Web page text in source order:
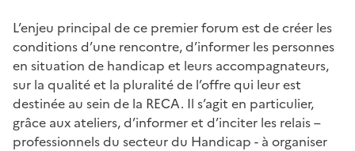
L’enjeu principal de ce premier forum est de créer les
conditions d’une rencontre, d’informer les personnes
en situation de handicap et leurs accompagnateurs,
sur la qualité et la pluralité de l’offre qui leur est
destinée au sein de la RECA. Il s’agit en particulier,
grâce aux ateliers, d’informer et d’inciter les relais –
professionnels du secteur du Handicap - à organiser